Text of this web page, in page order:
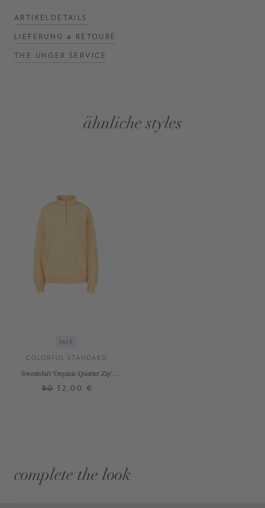
ARTIKELDETAILS
LIEFERUNG & RETOURE
THE UNGER SERVICE
ähnliche styles
SALE
COLORFUL STANDARD
Sweatshirt 'Organic Quarter Zip'
80 32,00 €
complete the look